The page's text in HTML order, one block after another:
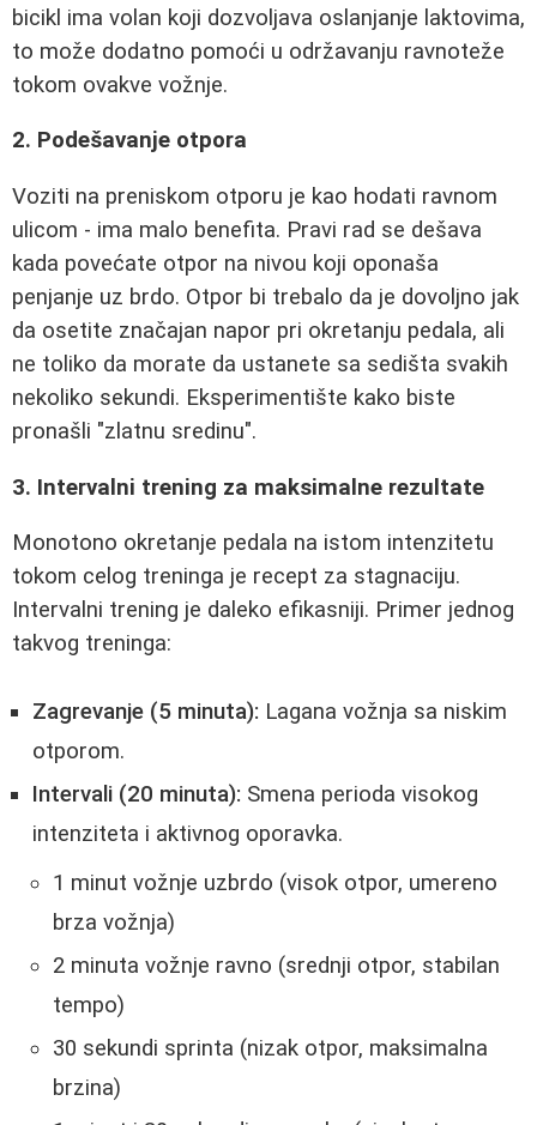
bicikl ima volan koji dozvoljava oslanjanje laktovima,
to može dodatno pomoći u održavanju ravnoteže
tokom ovakve vožnje.
2. Podešavanje otpora
Voziti na preniskom otporu je kao hodati ravnom
ulicom - ima malo benefita. Pravi rad se dešava
kada povećate otpor na nivou koji oponaša
penjanje uz brdo. Otpor bi trebalo da je dovoljno jak
da osetite značajan napor pri okretanju pedala, ali
ne toliko da morate da ustanete sa sedišta svakih
nekoliko sekundi. Eksperimentište kako biste
pronašli "zlatnu sredinu".
3. Intervalni trening za maksimalne rezultate
Monotono okretanje pedala na istom intenzitetu
tokom celog treninga je recept za stagnaciju.
Intervalni trening je daleko efikasniji. Primer jednog
takvog treninga:
Zagrevanje (5 minuta): Lagana vožnja sa niskim
otporom.
Intervali (20 minuta): Smena perioda visokog
intenziteta i aktivnog oporavka.
1 minut vožnje uzbrdo (visok otpor, umereno
brza vožnja)
2 minuta vožnje ravno (srednji otpor, stabilan
tempo)
30 sekundi sprinta (nizak otpor, maksimalna
brzina)